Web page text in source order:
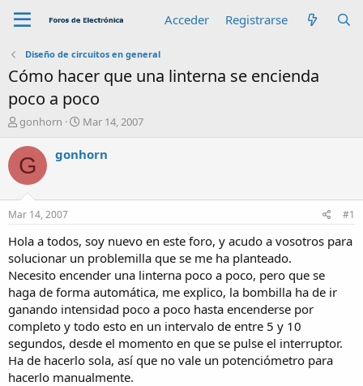
Acceder Registrarse
Diseño de circuitos en general
Cómo hacer que una linterna se encienda
poco a poco
A
t
o
r
gonhorn
F
c
n
c
i
o
Mar 14, 2007
G gonhorn
Mar 14, 2007 #1
Hola a todos, soy nuevo en este foro, y acudo a vosotros para
solucionar un problemilla que se me ha planteado.
Necesito encender una linterna poco a poco, pero que se
haga de forma automática, me explico, la bombilla ha de ir
ganando intensidad poco a poco hasta encenderse por
completo y todo esto en un intervalo de entre 5 y 10
segundos, desde el momento en que se pulse el interruptor.
Ha de hacerlo sola, así que no vale un potenciómetro para
hacerlo manualmente.